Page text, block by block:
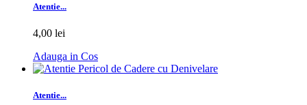
Atentie...
4,00 lei
Adauga in Cos
Atentie...